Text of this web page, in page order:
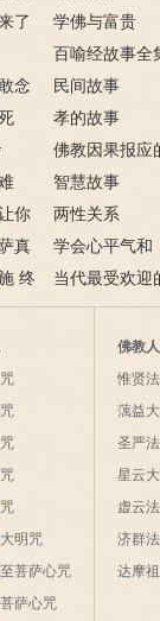
了
学佛与富贵
百喻经故事全
念
民间故事
孝的故事
佛教因果报应
例
智慧故事
你
两性关系
真
学会心平气和
终
当代最受欢迎
师及其代表作
明咒
菩萨心咒
萨心咒
佛教
惟贤
蕅益
圣严
星云
虚云
济群
达摩